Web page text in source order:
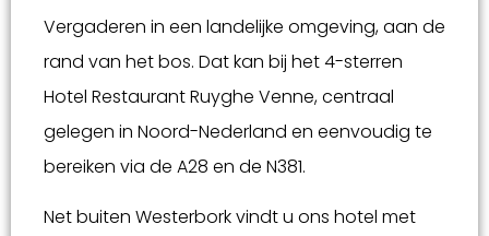
Vergaderen in een landelijke omgeving, aan de
rand van het bos. Dat kan bij het 4-sterren
Hotel Restaurant Ruyghe Venne, centraal
gelegen in Noord-Nederland en eenvoudig te
bereiken via de A28 en de N381.
Net buiten Westerbork vindt u ons hotel met